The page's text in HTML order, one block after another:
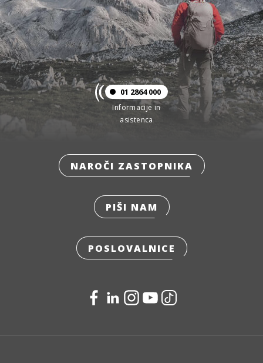
01 2864 000
Informacije in
asistenca
NAROČI ZASTOPNIKA
PIŠI NAM
POSLOVALNICE